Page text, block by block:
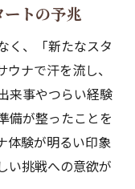
トの予兆
く、「新たなスタ
ナで汗を流し、
来事やつらい経験
備が整ったことを
体験が明るい印象
い挑戦への意欲が